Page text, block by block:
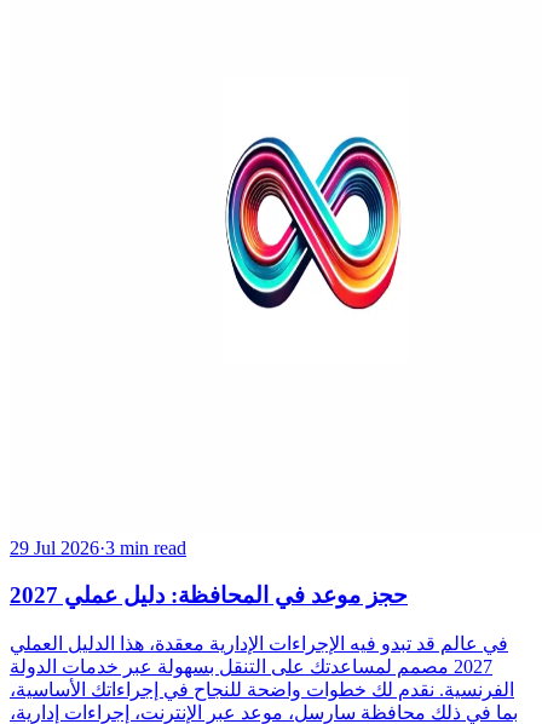
29 Jul 2026·3 min read
حجز موعد في المحافظة: دليل عملي 2027
في عالم قد تبدو فيه الإجراءات الإدارية معقدة، هذا الدليل العملي
2027 مصمم لمساعدتك على التنقل بسهولة عبر خدمات الدولة
الفرنسية. نقدم لك خطوات واضحة للنجاح في إجراءاتك الأساسية،
بما في ذلك محافظة سارسل، موعد عبر الإنترنت، إجراءات إدارية،